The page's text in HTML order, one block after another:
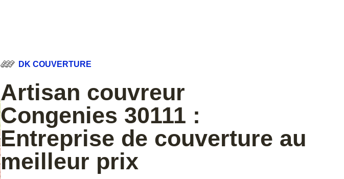
DK COUVERTURE
Artisan couvreur
Congenies 30111 :
Entreprise de couverture au
meilleur prix